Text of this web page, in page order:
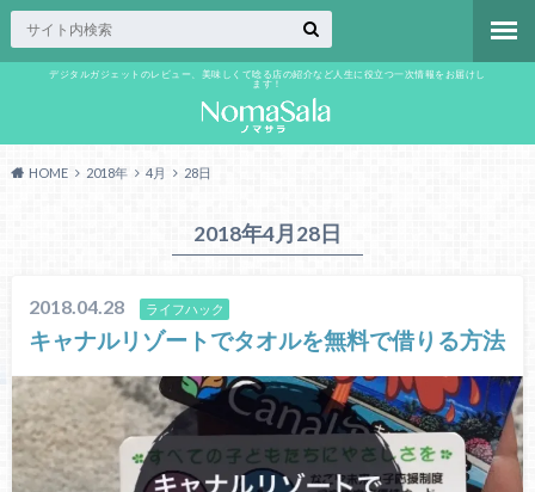
デジタルガジェットのレビュー、美味しくて唸る店の紹介など人生に役立つ一次情報をお届けし
ます！
HOME 2018年 4月 28日
2018年4月28日
2018.04.28 ライフハック
キャナルリゾートでタオルを無料で借りる方法